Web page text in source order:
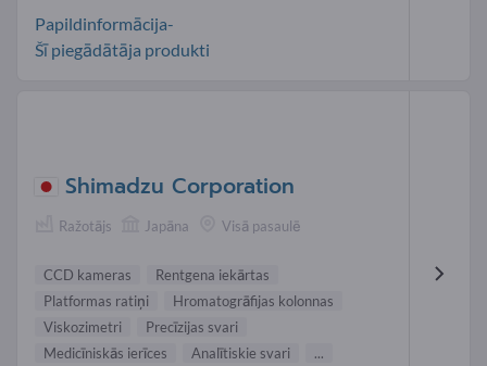
Papildinformācija-
Šī piegādātāja produkti
Shimadzu Corporation
Ražotājs Japāna Visā pasaulē
CCD kameras
Rentgena iekārtas
Platformas ratiņi
Hromatogrāfijas kolonnas
Viskozimetri
Precīzijas svari
Medicīniskās ierīces
Analītiskie svari ...